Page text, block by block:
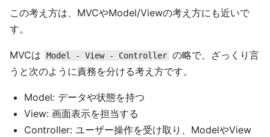
この考え方は、MVCやModel/Viewの考え方にも近いで
す。
MVCは Model - View - Controller の略で、ざっくり言
うと次のように責務を分ける考え方です。
Model: データや状態を持つ
View: 画面表示を担当する
Controller: ユーザー操作を受け取り、ModelやView